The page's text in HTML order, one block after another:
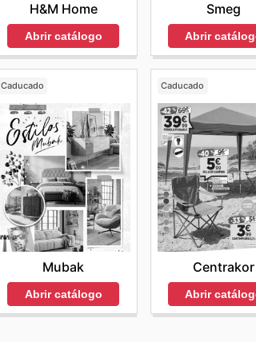
H&M Home
Abrir catálogo
Smeg
Abrir
Caducado
Mubak
Abrir catálogo
Caducado
Centrakor
Abrir